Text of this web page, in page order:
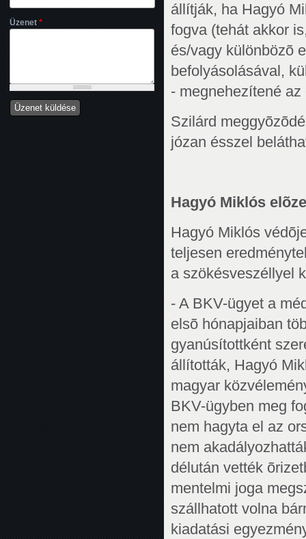
állítják, ha Hagyó
fogva (tehát akkor
és/vagy különbözõ
befolyásolásával,
- megnehezítené
Szilárd
józan ésszel
Hagyó Miklós
Hagyó Miklós
teljesen
a szökésveszéllyel
- A BKV-ügyet a
elsõ hónapjaiban
gyanúsítottként
állították, Hagyó
magyar
BKV-ügyben meg
nem hagyta el az
nem
délután vették
mentelmi joga
szállhatott volna
kiadatási
Üzenet *